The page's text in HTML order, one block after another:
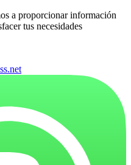
a proporcionar información
tus necesidades